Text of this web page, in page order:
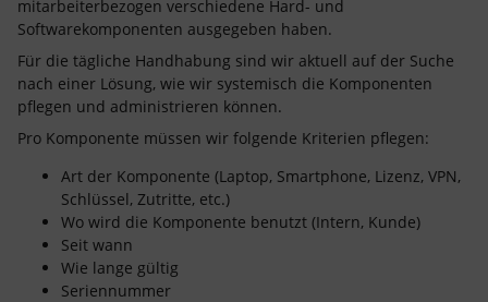
mitarbeiterbezogen verschiedene Hard- und
Softwarekomponenten ausgegeben haben.
Für die tägliche Handhabung sind wir aktuell auf der Suche
nach einer Lösung, wie wir systemisch die Komponenten
pflegen und administrieren können.
Pro Komponente müssen wir folgende Kriterien pflegen:
Art der Komponente (Laptop, Smartphone, Lizenz, VPN,
Schlüssel, Zutritte, etc.)
Wo wird die Komponente benutzt (Intern, Kunde)
Seit wann
Wie lange gültig
Seriennummer